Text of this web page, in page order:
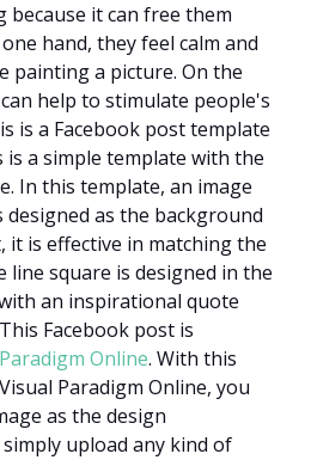
because it can free them
hand, they feel calm and
painting a picture. On the
help to stimulate people's
is a Facebook post template
a simple template with the
In this template, an image
as the background
it is effective in matching the
line square is designed in the
an inspirational quote
Facebook post is
Online. With this
Paradigm Online, you
as the design
upload any kind of